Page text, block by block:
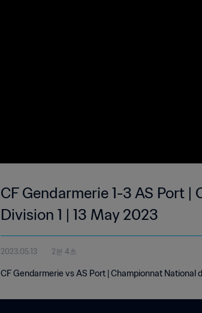
CF Gendarmerie 1-3 AS Port
Division 1 | 13 May 2023
2023.05.13 2분 4초
CF Gendarmerie vs AS Port | Championnat National